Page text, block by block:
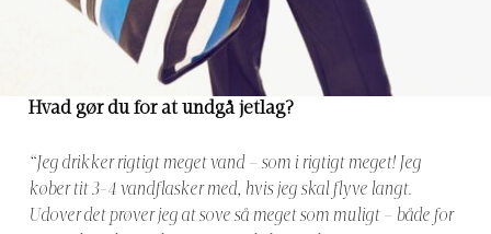
Hvad gør du for at undgå jetlag?
“Jeg drikker rigtigt meget vand – som i rigtigt meget! Jeg
køber tit 3-4 vandflasker med, hvis jeg skal flyve langt.
Udover det prøver jeg at sove så meget som muligt – både for